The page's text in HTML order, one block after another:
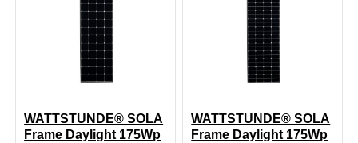
WATTSTUNDE® SOLA
Frame Daylight 175Wp
WATTSTUNDE® SOLA
Frame Daylight 175Wp